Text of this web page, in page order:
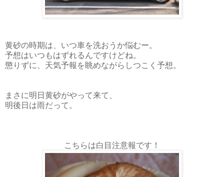
黄砂の時期は、いつ車を洗おうか悩むー。
予想はいつもはずれるんですけどね。
懲りずに、天気予報を眺めながらしつこく予想。
まさに明日黄砂がやって来て、
明後日は雨だって。
こちらは白目注意報です！